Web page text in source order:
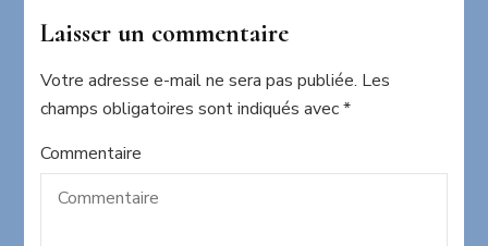
Laisser un commentaire
Votre adresse e-mail ne sera pas publiée. Les
champs obligatoires sont indiqués avec*
Commentaire